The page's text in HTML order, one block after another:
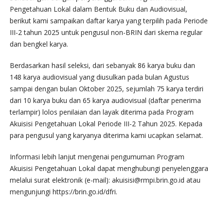
Pengetahuan Lokal dalam Bentuk Buku dan Audiovisual,
berikut kami sampaikan daftar karya yang terpilih pada Periode
III-2 tahun 2025 untuk pengusul non-BRIN dari skema regular
dan bengkel karya.
Berdasarkan hasil seleksi, dari sebanyak 86 karya buku dan
148 karya audiovisual yang diusulkan pada bulan Agustus
sampai dengan bulan Oktober 2025, sejumlah 75 karya terdiri
dari 10 karya buku dan 65 karya audiovisual (daftar penerima
terlampir) lolos penilaian dan layak diterima pada Program
Akuisisi Pengetahuan Lokal Periode III-2 Tahun 2025. Kepada
para pengusul yang karyanya diterima kami ucapkan selamat.
Informasi lebih lanjut mengenai pengumuman Program
Akuisisi Pengetahuan Lokal dapat menghubungi penyelenggara
melalui surat elektronik (e-mail): akuisisi@rmpi.brin.go.id atau
mengunjungi https://brin.go.id/dfri.